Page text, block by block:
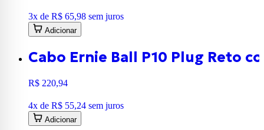
3x de R$ 65,98 sem juros
Adicionar
Cabo Ernie Ball P10 Plug Reto
R$ 220,94
4x de R$ 55,24 sem juros
Adicionar